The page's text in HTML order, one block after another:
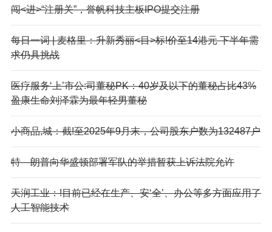
闯<进>“注册关”，誉帆科技主板IPO提交注册
每日一词 | 麦格里：升新秀丽<目>标!价至14港元 下半年需
求仍具挑战
医疗服务‘上’市公:司董秘PK：40岁及以下的董秘占比43%
盈康生命刘泽霖为最年轻男董秘
小商品,城：截!至2025年9月末，公司股东户数为132487户
特—朗普向华盛顿部署军队的举措暂获上诉法院允许
天润工业：!目前已经在生产、安‘全’、办公等多方面应用了
人工智能技术